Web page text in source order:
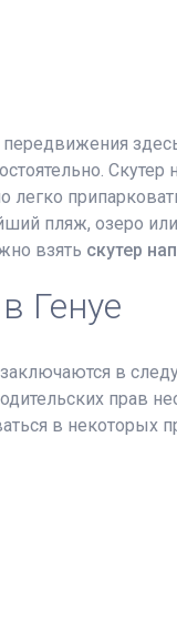
пляж, озеро
взять скутер
Генуе
заключаются в
прав
в некоторых